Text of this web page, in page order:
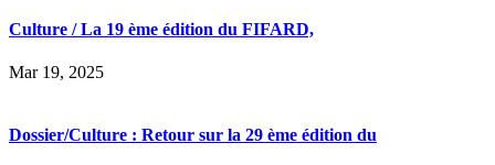
Culture / La 19 ème édition du FIFARD,
Mar 19, 2025
Dossier/Culture : Retour sur la 29 ème édition du